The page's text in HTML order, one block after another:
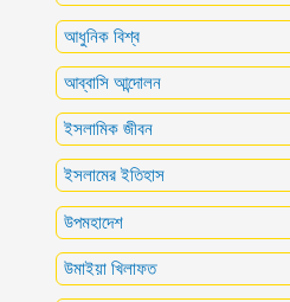
আধুনিক বিশ্ব
আব্বাসি আন্দোলন
ইসলামিক জীবন
ইসলামের ইতিহাস
উপমহাদেশ
উমাইয়া খিলাফত